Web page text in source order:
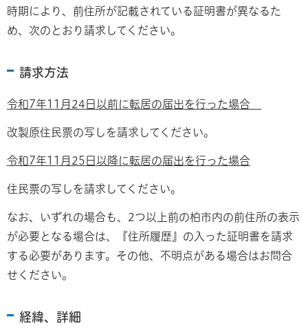
時期により、前住所が記載されている証明書が異なるた
め、次のとおり請求してください。
請求方法
令和7年11月24日以前に転居の届出を行った場合
改製原住民票の写しを請求してください。
令和7年11月25日以降に転居の届出を行った場合
住民票の写しを請求してください。
なお、いずれの場合も、2つ以上前の柏市内の前住所の表示
が必要となる場合は、『住所履歴』の入った証明書を請求
する必要があります。その他、不明点がある場合はお問合
せください。
経緯、詳細